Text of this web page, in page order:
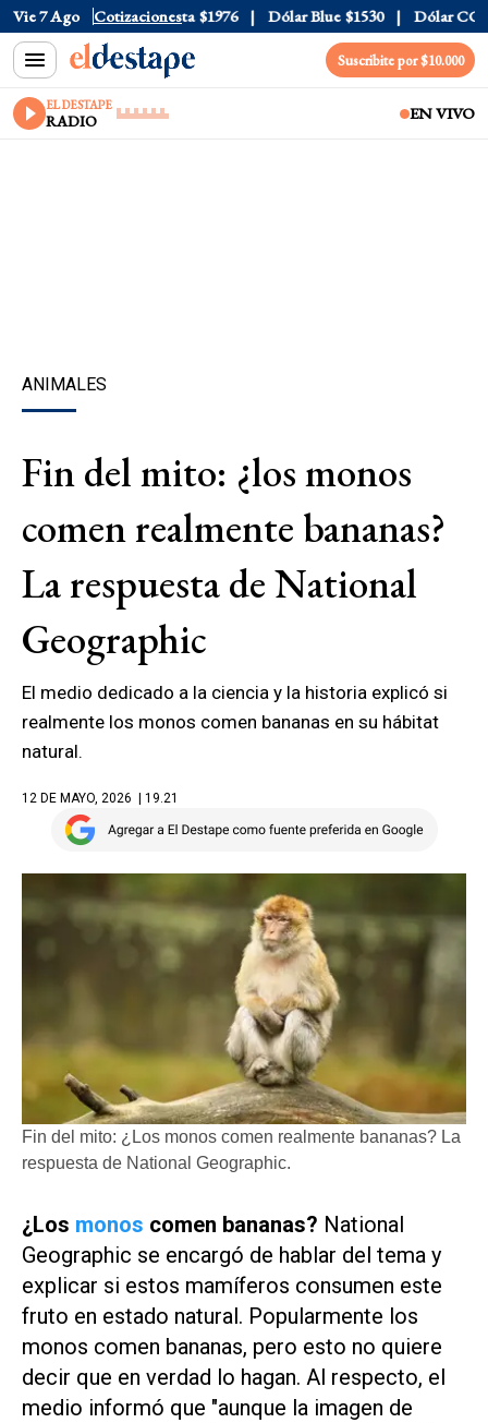
Vie 7 Ago Cotizaciones
$1520 Dólar Tarjeta $1976 Dólar Blue $1530 Dólar CCL
Suscribite por $10.000
EL DESTAPE
RADIO EN VIVO
ANIMALES
Fin del mito: ¿los monos
comen realmente bananas?
La respuesta de National
Geographic
El medio dedicado a la ciencia y la historia explicó si
realmente los monos comen bananas en su hábitat
natural.
12 DE MAYO, 2026 | 19.21
Fin del mito: ¿Los monos comen realmente bananas? La
respuesta de National Geographic.
¿Los monos comen bananas? National
Geographic se encargó de hablar del tema y
explicar si estos mamíferos consumen este
fruto en estado natural. Popularmente los
monos comen bananas, pero esto no quiere
decir que en verdad lo hagan. Al respecto, el
medio informó que "aunque la imagen de